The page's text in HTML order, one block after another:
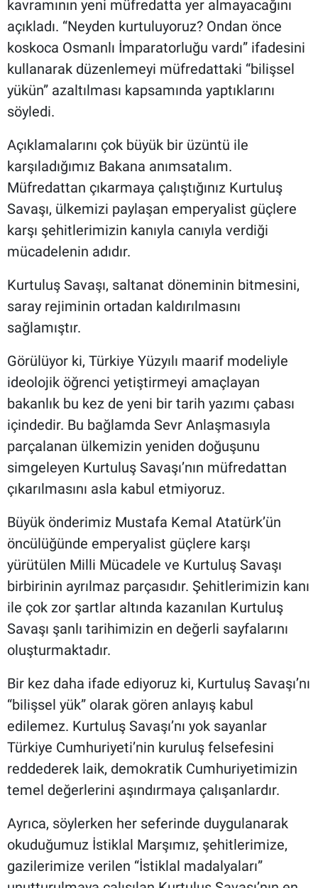
kavramının yeni müfredatta yer almayacağını
açıkladı. “Neyden kurtuluyoruz? Ondan önce
koskoca Osmanlı İmparatorluğu vardı” ifadesini
kullanarak düzenlemeyi müfredattaki “bilişsel
yükün” azaltılması kapsamında yaptıklarını
söyledi.
Açıklamalarını çok büyük bir üzüntü ile
karşıladığımız Bakana anımsatalım.
Müfredattan çıkarmaya çalıştığınız Kurtuluş
Savaşı, ülkemizi paylaşan emperyalist güçlere
karşı şehitlerimizin kanıyla canıyla verdiği
mücadelenin adıdır.
Kurtuluş Savaşı, saltanat döneminin bitmesini,
saray rejiminin ortadan kaldırılmasını
sağlamıştır.
Görülüyor ki, Türkiye Yüzyılı maarif modeliyle
ideolojik öğrenci yetiştirmeyi amaçlayan
bakanlık bu kez de yeni bir tarih yazımı çabası
içindedir. Bu bağlamda Sevr Anlaşmasıyla
parçalanan ülkemizin yeniden doğuşunu
simgeleyen Kurtuluş Savaşı’nın müfredattan
çıkarılmasını asla kabul etmiyoruz.
Büyük önderimiz Mustafa Kemal Atatürk’ün
öncülüğünde emperyalist güçlere karşı
yürütülen Milli Mücadele ve Kurtuluş Savaşı
birbirinin ayrılmaz parçasıdır. Şehitlerimizin kanı
ile çok zor şartlar altında kazanılan Kurtuluş
Savaşı şanlı tarihimizin en değerli sayfalarını
oluşturmaktadır.
Bir kez daha ifade ediyoruz ki, Kurtuluş Savaşı’nı
“bilişsel yük” olarak gören anlayış kabul
edilemez. Kurtuluş Savaşı’nı yok sayanlar
Türkiye Cumhuriyeti’nin kuruluş felsefesini
reddederek laik, demokratik Cumhuriyetimizin
temel değerlerini aşındırmaya çalışanlardır.
Ayrıca, söylerken her seferinde duygulanarak
okuduğumuz İstiklal Marşımız, şehitlerimize,
gazilerimize verilen “İstiklal madalyaları”